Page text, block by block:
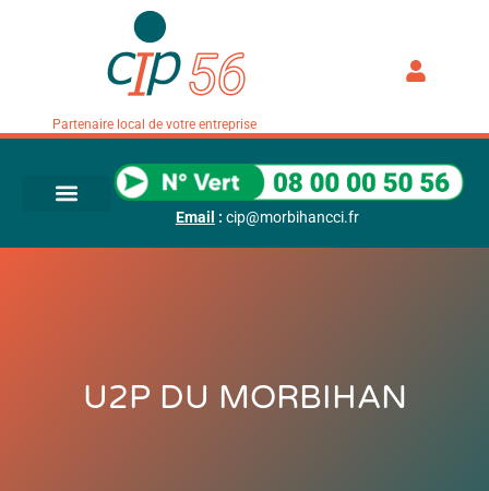
Partenaire local de votre entreprise
Email : cip@morbihancci.fr
U2P DU MORBIHAN